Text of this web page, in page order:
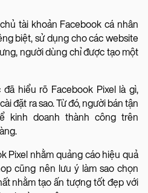
tài khoản Facebook cá nhân
biệt, sử dụng cho các website
người dùng chỉ được tạo một
hiểu rõ Facebook Pixel là gì,
đặt ra sao. Từ đó, người bán tận
kinh doanh thành công trên
Pixel nhằm quảng cáo hiệu quả
cũng nên lưu ý làm sao chọn
nhằm tạo ấn tượng tốt đẹp với